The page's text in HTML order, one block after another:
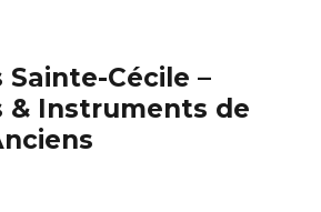
Cécile –
& Instruments de